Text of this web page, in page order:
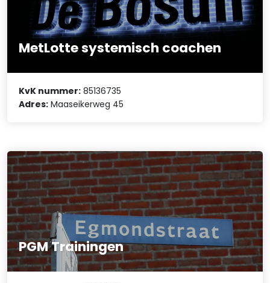
MetLotte systemisch coachen
KvK nummer: 85136735
Adres: Maaseikerweg 45
PGM Trainingen